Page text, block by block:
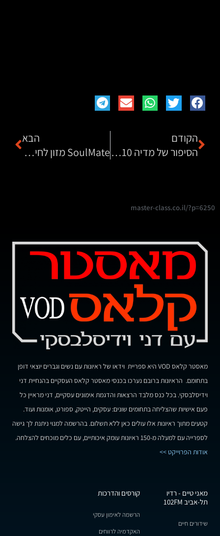
הקודם
הסיפור של מדיה 10 הוצאה לאור
הבא
SoulMate מזון לחיות מחמד
master-class.co.il/?p=6250
מאסטר קלאס VOD היא ספריית וידאו של ראיונות עם נשים וגברים יוצאי דופן
בתחומם. הראיונות ברובם נערכו בכנסי מאסטר קלאס העסקיים בהנחיית דני
וידיסלבסקי. בכל כנס מלבד הרצאות והדגמת אימונים עסקיים, דני מראיין כל
פעם אישיות שהצליחה בתחומים שונים: עסקים, הייטק, ספורט, אומנות ועוד.
קטעים מתוך ראיונות אלו עולים כאן ללא תשלום. בהרשמה למנוי ניתנת לך גישה
לספרייה עם למעלה מ-150 ראיונות עומק איכותיים, עם כלים מוכחים להצלחה.
אודות הפרוייקט >>
מאני טיים - רדיו
תל-אביב 102FM
שידורים חיים
קורסים והדרכות
הרשמה לאימון עסקי
האקדמיה לרווחים